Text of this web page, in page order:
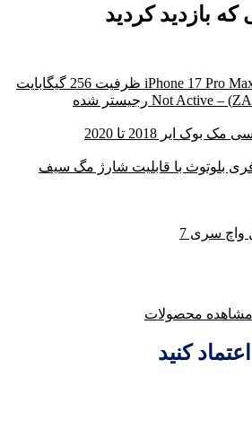
بازدید کردید
گوشی موبایل اپل iPhone 17 Pro Max ظرفیت 256 گیگابایت
ایر 2018 تا 2020
بلوتوث با قابلیت شارژ مگ سیف
سری 7
مشاهده محصولات
کنید